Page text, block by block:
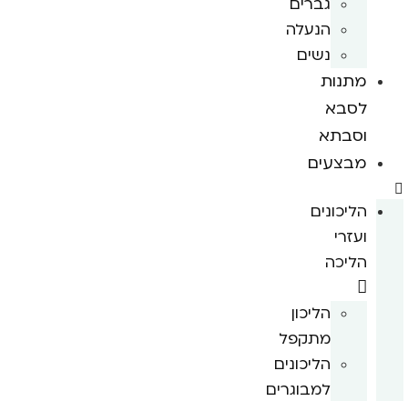
הנעלה
נשים
מתנות
לסבא
וסבתא
מבצעים
הליכונים
ועזרי
הליכה
הליכון
מתקפל
הליכונים
למבוגרים